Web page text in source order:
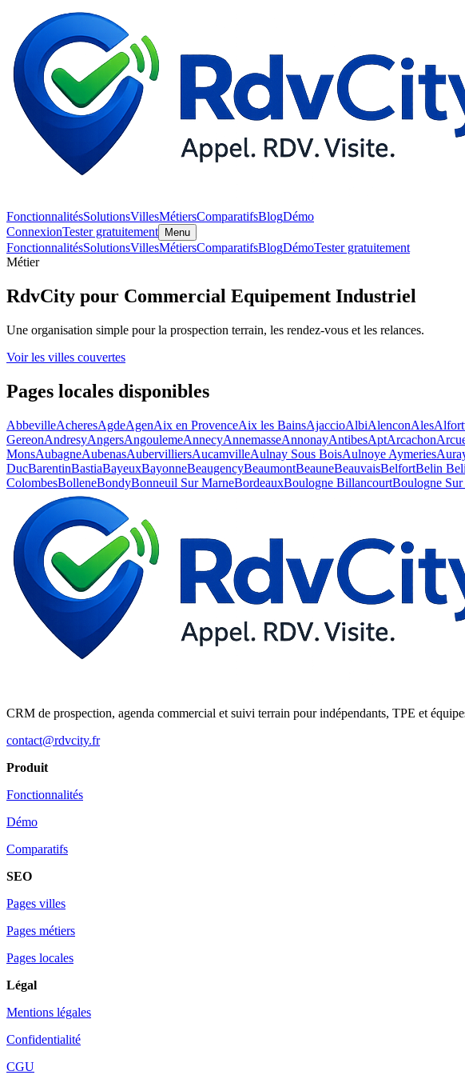
FonctionnalitésSolutionsVillesMétiersComparatifsBlogDémo
ConnexionTester gratuitement Menu
FonctionnalitésSolutionsVillesMétiersComparatifsBlogDémoTester gratuitement
Métier
RdvCity pour Commercial Equipement Industriel
Une organisation simple pour la prospection terrain, les rendez-vous et les relances.
Voir les villes couvertes
Pages locales disponibles
AbbevilleAcheresAgdeAgenAix en ProvenceAix les BainsAjaccioAlbiAlenconAles
GereonAndresyAngersAngoulemeAnnecyAnnemasseAnnonayAntibesAptArcachon
MonsAubagneAubenasAubervilliersAucamvilleAulnay Sous BoisAulnoye Aymeries
DucBarentinBastiaBayeuxBayonneBeaugencyBeaumontBeauneBeauvaisBelfortBelin
ColombesBolleneBondyBonneuil Sur MarneBordeauxBoulogne BillancourtBoulogne
CRM de prospection, agenda commercial et suivi terrain pour indépendants, TPE et
contact@rdvcity.fr
Produit
Fonctionnalités
Démo
Comparatifs
SEO
Pages villes
Pages métiers
Pages locales
Légal
Mentions légales
Confidentialité
CGU